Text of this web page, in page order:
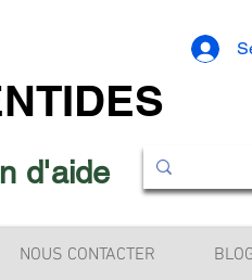
d'aide
NOUS CONTACTER